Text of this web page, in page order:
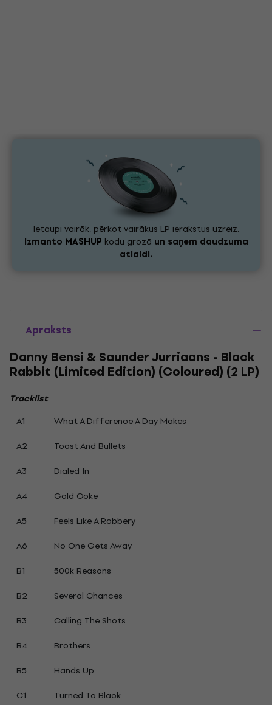
Ietaupi vairāk, pērkot vairākus LP ierakstus uzreiz.
Izmanto MASHUP kodu grozā un saņem daudzuma
atlaidi.
Apraksts
Danny Bensi & Saunder Jurriaans - Black
Rabbit (Limited Edition) (Coloured) (2 LP)
Tracklist
A1
What A Difference A Day Makes
A2
Toast And Bullets
A3
Dialed In
A4
Gold Coke
A5
Feels Like A Robbery
A6
No One Gets Away
B1
500k Reasons
B2
Several Chances
B3
Calling The Shots
B4
Brothers
B5
Hands Up
C1
Turned To Black